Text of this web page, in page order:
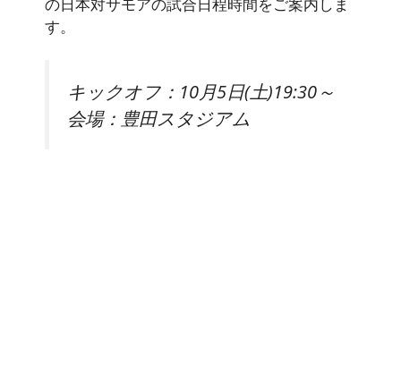
す。
キックオフ：10月5日(土)19:30～
会場：豊田スタジアム